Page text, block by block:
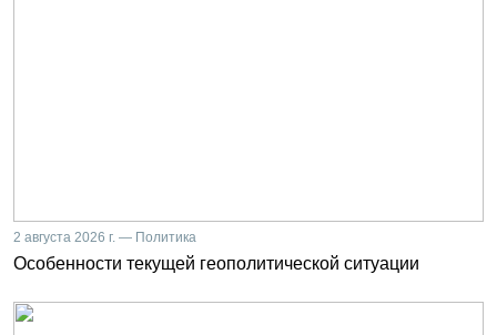
2 августа 2026 г. — Политика
Особенности текущей геополитической ситуации